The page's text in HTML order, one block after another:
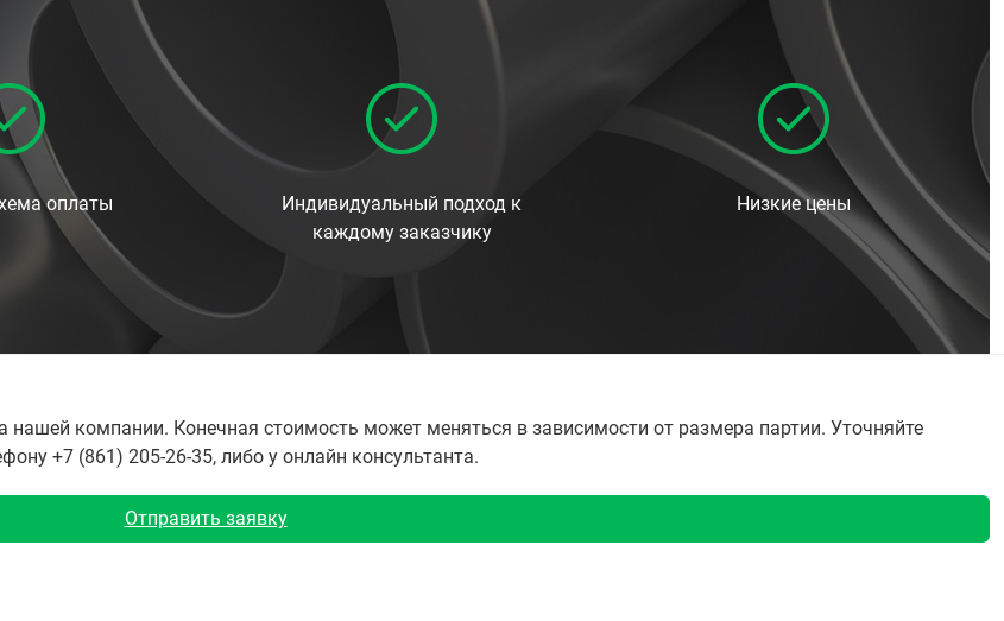
оплаты
Индивидуальный подход к
каждому заказчику
Низкие цены
нашей компании. Конечная стоимость может меняться в зависимости от размера партии. Уточняйте
+7 (861) 205-26-35, либо у онлайн консультанта.
Отправить заявку